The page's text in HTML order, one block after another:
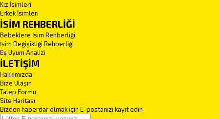
Kız İsimleri
Erkek İsimleri
İSİM REHBERLİĞİ
Bebeklere İsim Rehberliği
İsim Değişikliği Rehberliği
Eş Uyum Analizi
İLETİŞİM
Hakkımızda
Bize Ulaşın
Talep Formu
Site Haritası
Bizden haberdar olmak için E-postanızı kayıt edin